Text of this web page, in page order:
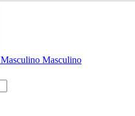
Masculino Masculino